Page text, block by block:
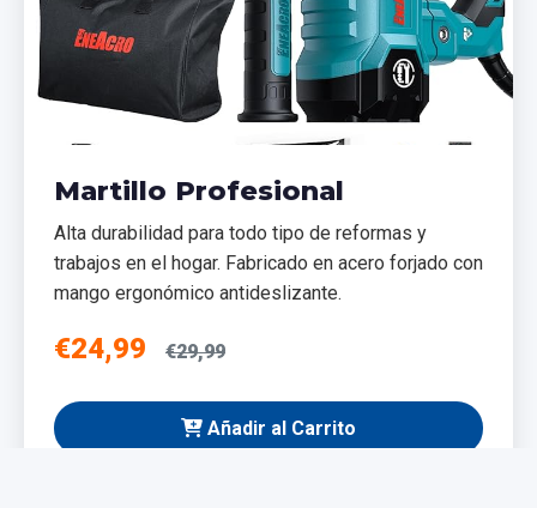
Martillo Profesional
Alta durabilidad para todo tipo de reformas y
trabajos en el hogar. Fabricado en acero forjado con
mango ergonómico antideslizante.
€24,99 €29,99
Añadir al Carrito